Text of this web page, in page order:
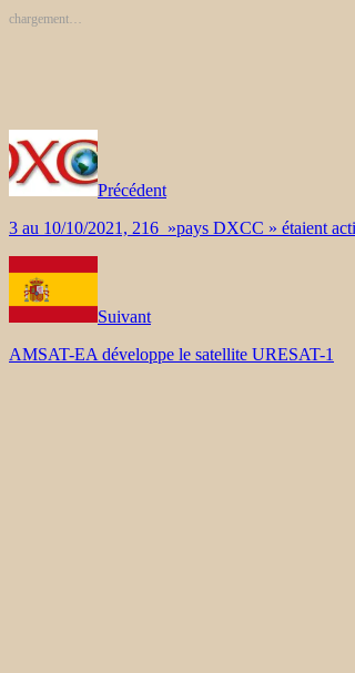
chargement…
Précédent
3 au 10/10/2021, 216 »pays DXCC » étaient
Suivant
AMSAT-EA développe le satellite URESAT-1